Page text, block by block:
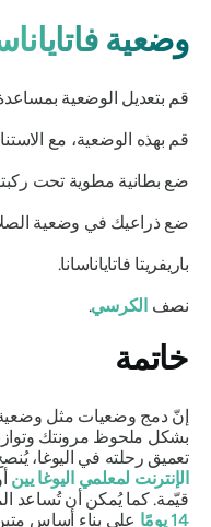
وضعية
قم بتعديل الوضعية
قم بهذه الوضعية، مع
ضع بطانية مطوية تحت
ضع ذراعيك في وضعية
باريفريتافاتاياناسانا.
نصفالكرسي.
خاتمة
إنّ دمج وضعيات مثل وضعية
بشكل ملحوظ مرونتك
تعميق رحلته في اليوغا، يُنصح
الإنترنت لمعلمي اليوغا يينأو
قيّمة. كما يُمكن أن تُساعد
14 يومًا
على بناء أساس